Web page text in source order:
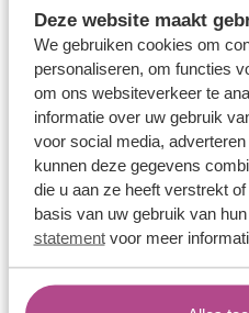
Deze website maakt
We gebruiken cookies om
personaliseren, om functies
om ons websiteverkeer te
informatie over uw gebruik
voor social media,
kunnen deze gegevens
die u aan ze heeft verstrekt
basis van uw gebruik van
statementvoor meer
Verlovingsringen
Vriendschapsringen
Over ons
Aller Spanninga
Historie
Certificaten
Blogs
Jouw voordelen